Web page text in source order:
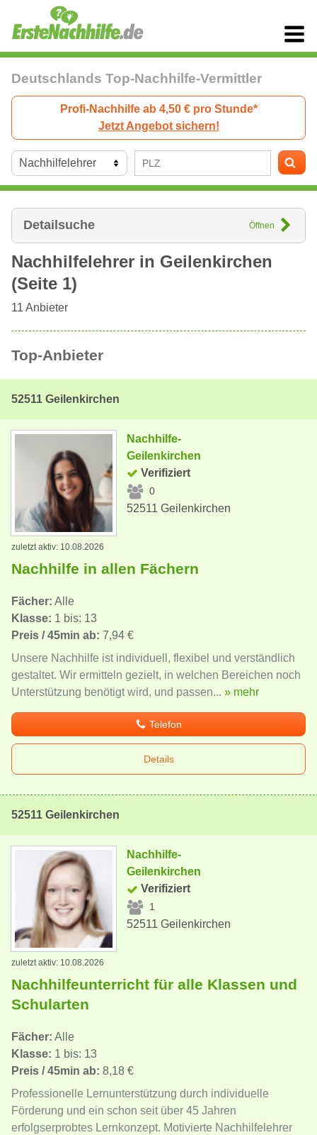
Deutschlands Top-Nachhilfe-Vermittler
Profi-Nachhilfe ab 4,50 € pro Stunde*
Jetzt Angebot sichern!
Detailsuche Öffnen
Nachhilfelehrer in Geilenkirchen
(Seite 1)
11 Anbieter
Top-Anbieter
52511 Geilenkirchen
Nachhilfe-
Geilenkirchen
Verifiziert
0
52511 Geilenkirchen
zuletzt aktiv: 10.08.2026
Nachhilfe in allen Fächern
Fächer: Alle
Klasse: 1 bis: 13
Preis / 45min ab: 7,94 €
Unsere Nachhilfe ist individuell, flexibel und verständlich
gestaltet. Wir ermitteln gezielt, in welchen Bereichen noch
Unterstützung benötigt wird, und passen... » mehr
Telefon
Details
52511 Geilenkirchen
Nachhilfe-
Geilenkirchen
Verifiziert
1
52511 Geilenkirchen
zuletzt aktiv: 10.08.2026
Nachhilfeunterricht für alle Klassen und
Schularten
Fächer: Alle
Klasse: 1 bis: 13
Preis / 45min ab: 8,18 €
Professionelle Lernunterstützung durch individuelle
Förderung und ein schon seit über 45 Jahren
erfolgserprobtes Lernkonzept. Motivierte Nachhilfelehrer